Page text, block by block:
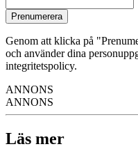
Prenumerera
Genom att klicka på
och använder dina
integritetspolicy.
ANNONS
ANNONS
Läs mer